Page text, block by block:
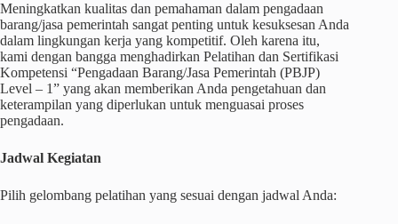
Meningkatkan kualitas dan pemahaman dalam pengadaan
barang/jasa pemerintah sangat penting untuk kesuksesan Anda
dalam lingkungan kerja yang kompetitif. Oleh karena itu,
kami dengan bangga menghadirkan Pelatihan dan Sertifikasi
Kompetensi “Pengadaan Barang/Jasa Pemerintah (PBJP)
Level – 1” yang akan memberikan Anda pengetahuan dan
keterampilan yang diperlukan untuk menguasai proses
pengadaan.
Jadwal Kegiatan
Pilih gelombang pelatihan yang sesuai dengan jadwal Anda: